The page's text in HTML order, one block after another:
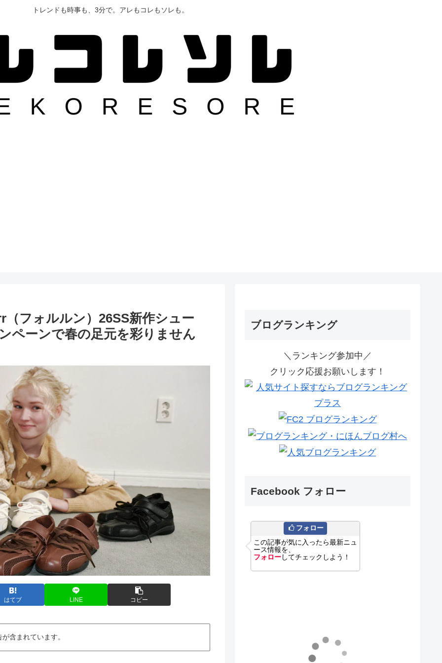
トレンドも時事も、3分で。アレもコレもソレも。
フォルルン）26SS新作シュー
ペーンで春の足元を彩りません
はてブ LINE コピー
含まれています。
ブログランキング
＼ランキング参加中／
クリック応援お願いします！
Facebook フォロー
フォロー
この記事が気に入ったら最新ニュ
ース情報を、
フォローしてチェックしよう！